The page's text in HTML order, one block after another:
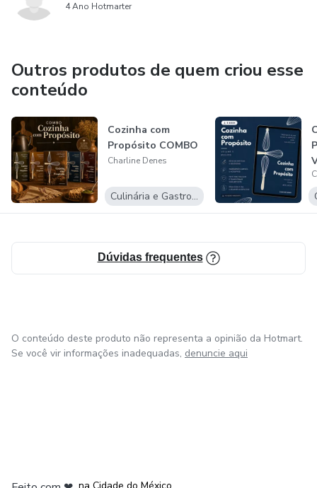
4 Ano Hotmarter
Outros produtos de quem criou esse
conteúdo
Cozinha com
Propósito COMBO
Charline Denes
Culinária e Gastronomia
Dúvidas frequentes
O conteúdo deste produto não representa a opinião da Hotmart.
Se você vir informações inadequadas, denuncie aqui